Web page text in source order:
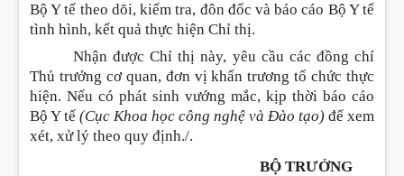
Bộ Y tế theo dõi, kiểm tra, đôn đốc và báo cáo Bộ Y tế
tình hình, kết quả thực hiện Chỉ thị.
Nhận được Chỉ thị này, yêu cầu các đồng chí
Thủ trưởng cơ quan, đơn vị khẩn trương tổ chức thực
hiện. Nếu có phát sinh vướng mắc, kịp thời báo cáo
Bộ Y tế (Cục Khoa học công nghệ và Đào tạo) để xem
xét, xử lý theo quy định./.
BỘ TRƯỞNG